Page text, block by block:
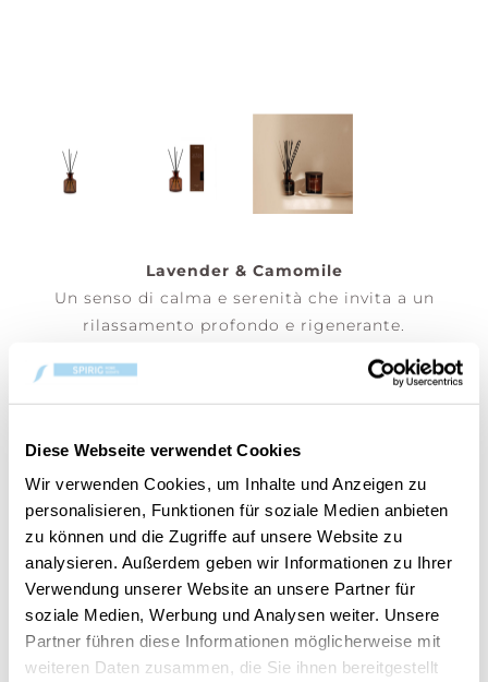
Diese Webseite verwendet Cookies
Wir verwenden Cookies, um Inhalte und Anzeigen zu
personalisieren, Funktionen für soziale Medien anbieten
zu können und die Zugriffe auf unsere Website zu
analysieren. Außerdem geben wir Informationen zu Ihrer
Verwendung unserer Website an unsere Partner für
soziale Medien, Werbung und Analysen weiter. Unsere
Partner führen diese Informationen möglicherweise mit
weiteren Daten zusammen, die Sie ihnen bereitgestellt
Lavender & Camomile
Un senso di calma e serenità che invita a un
rilassamento profondo e rigenerante.
di diffusione da 5 a 7 settimane. Capovolgere i
bastoncini ogni settimana per intensificare la
(Prezzo per pezzo)
Cod.: 10.00911.0139-1